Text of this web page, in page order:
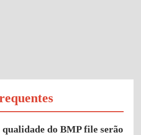
qualidade do BMP file serão